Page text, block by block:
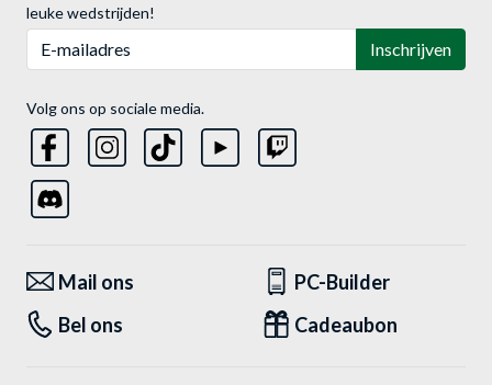
leuke wedstrijden!
Inschrijven
Volg ons op sociale media.
Mail ons
PC-Builder
Bel ons
Cadeaubon